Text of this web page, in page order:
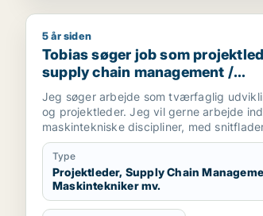
Tobias søger job som projektleder
5 år siden
Tobias søger job som
supply chain management /
maskintekniker /
Jeg søger arbejde som tværfaglig
og projektleder. Jeg vil gerne arbejde
maskintekniske discipliner, med
mekatronik, automation, robotteknologi,
indeklima og medica/Bioteknologi.
Type
Projektleder, Supply Chain
Maskintekniker mv.